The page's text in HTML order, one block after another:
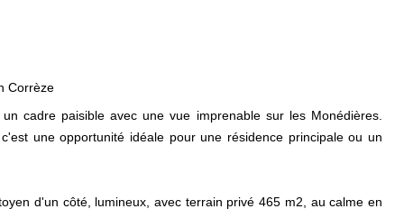
Corrèze
cadre paisible avec une vue imprenable sur les Monédières.
une opportunité idéale pour une résidence principale ou un
d'un côté, lumineux, avec terrain privé 465 m2, au calme en